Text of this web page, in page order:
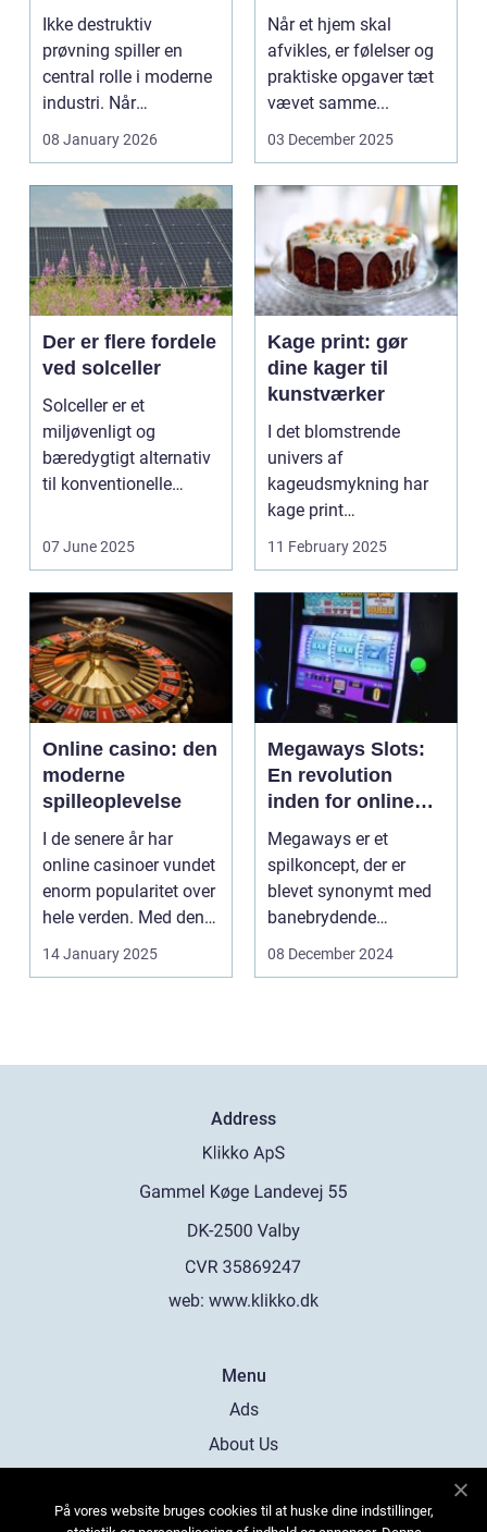
sikkerhed er
afgørende
Ikke destruktiv
prøvning spiller en
central rolle i moderne
industri. Når
svejsninger,
trykbærende u...
08 January 2026
for boet
Når et hjem skal
afvikles, er følelser og
praktiske opgaver tæt
vævet samme...
03 December 2025
Der er flere fordele
ved solceller
Solceller er et
miljøvenligt og
bæredygtigt alternativ
til konventionelle
07 June 2025
Kage print: gør
dine kager til
kunstværker
I det blomstrende
univers af
kageudsmykning har
kage print
revolutioneret måden,
11 February 2025
Online casino: den
moderne
spilleoplevelse
I de senere år har
online casinoer vundet
enorm popularitet over
hele verden. Med den
teknolog...
14 January 2025
Megaways Slots:
En revolution
inden for online
spilleautomater
Megaways er et
spilkoncept, der er
blevet synonymt med
banebrydende
innovation inden for
08 December 2024
Address
web: www.klikko.dk
Menu
Ads
About Us
Contact
På vores website bruges cookies til at huske dine indstillinger,